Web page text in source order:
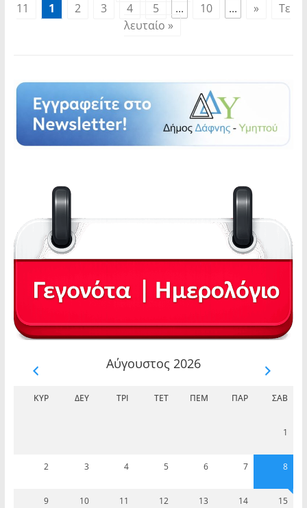
11
1 2 3 4 5 ... 10 ... »
Τε
λευταίο »
Αύγουστος 2026
ΚΥΡ ΔΕΥ ΤΡΊ ΤΕΤ ΠΈΜ ΠΑΡ ΣΆΒ
1
2 3 4 5 6 7 8
9 10 11 12 13 14 15